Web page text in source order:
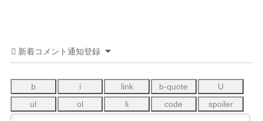
新着コメント通知登録